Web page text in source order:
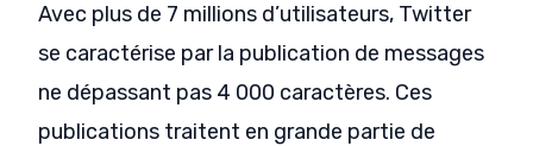
Avec plus de 7 millions d’utilisateurs, Twitter
se caractérise par la publication de messages
ne dépassant pas 4 000 caractères. Ces
publications traitent en grande partie de